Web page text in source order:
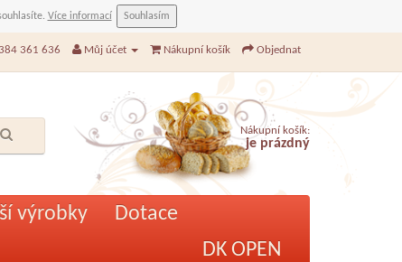
Více informací Souhlasím
361 636 Můj účet Nákupní košík Objednat
Nákupní košík:
je prázdný
výrobky
Dotace
DK OPEN